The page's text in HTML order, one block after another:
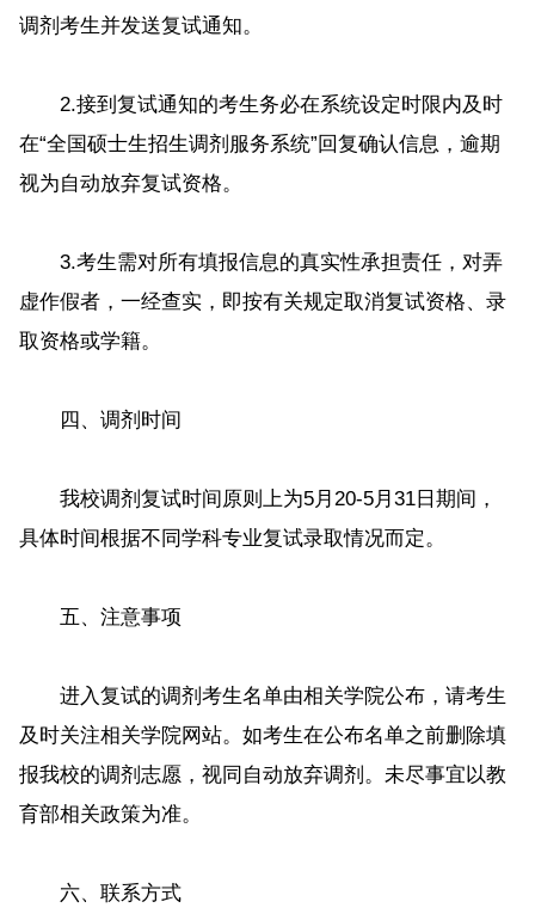
调剂考生并发送复试通知。
2.接到复试通知的考生务必在系统设定时限内及时
在“全国硕士生招生调剂服务系统”回复确认信息，逾期
视为自动放弃复试资格。
3.考生需对所有填报信息的真实性承担责任，对弄
虚作假者，一经查实，即按有关规定取消复试资格、录
取资格或学籍。
四、调剂时间
我校调剂复试时间原则上为5月20-5月31日期间，
具体时间根据不同学科专业复试录取情况而定。
五、注意事项
进入复试的调剂考生名单由相关学院公布，请考生
及时关注相关学院网站。如考生在公布名单之前删除填
报我校的调剂志愿，视同自动放弃调剂。未尽事宜以教
育部相关政策为准。
六、联系方式